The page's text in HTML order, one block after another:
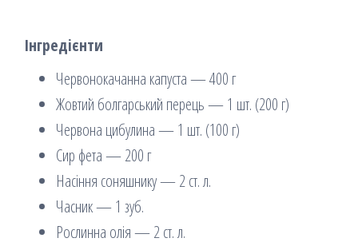
Інгредієнти
Червонокачанна капуста — 400 г
Жовтий болгарський перець — 1 шт. (200 г)
Червона цибулина — 1 шт. (100 г)
Сир фета — 200 г
Насіння соняшнику — 2 ст. л.
Часник — 1 зуб.
Рослинна олія — 2 ст. л.